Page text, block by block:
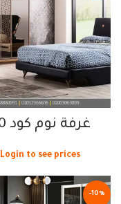
غرفة نوم كود 80
Login to see prices
-10%